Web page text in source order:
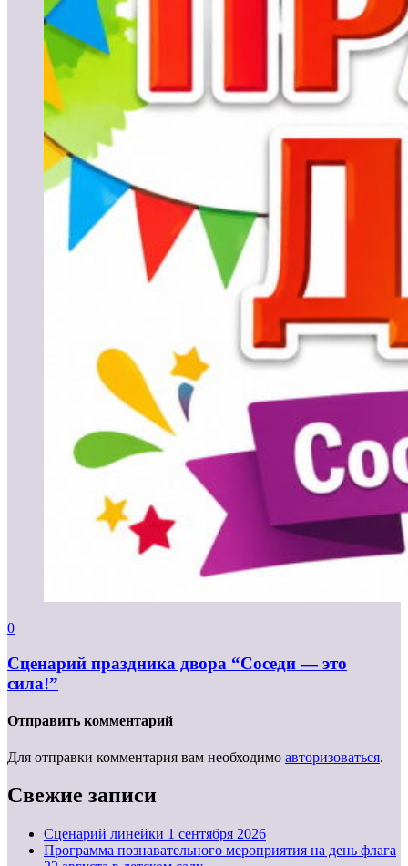
0
Сценарий праздника двора “Соседи — это
сила!”
Отправить комментарий
Для отправки комментария вам необходимо авторизоваться.
Свежие записи
Cценарий линейки 1 сентября 2026
Программа познавательного мероприятия на день флага